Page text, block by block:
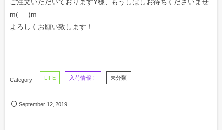
ご注文いただいておりますY様、もうしばしお待ちくださいませ
m(_ _)m
よろしくお願い致します！
LIFE 入荷情報！ 未分類
September 12 ,2019